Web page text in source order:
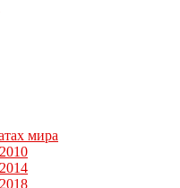
мира